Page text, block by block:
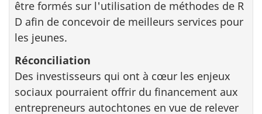
être formés sur l'utilisation de méthodes de R
D afin de concevoir de meilleurs services pour
les jeunes.
Réconciliation
Des investisseurs qui ont à cœur les enjeux
sociaux pourraient offrir du financement aux
entrepreneurs autochtones en vue de relever